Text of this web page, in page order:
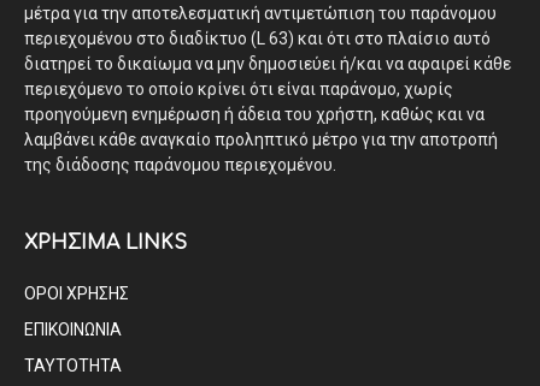
μέτρα για την αποτελεσματική αντιμετώπιση του παράνομου
περιεχομένου στο διαδίκτυο (L 63) και ότι στο πλαίσιο αυτό
διατηρεί το δικαίωμα να μην δημοσιεύει ή/και να αφαιρεί κάθε
περιεχόμενο το οποίο κρίνει ότι είναι παράνομο, χωρίς
προηγούμενη ενημέρωση ή άδεια του χρήστη, καθώς και να
λαμβάνει κάθε αναγκαίο προληπτικό μέτρο για την αποτροπή
της διάδοσης παράνομου περιεχομένου.
ΧΡΗΣΙΜΑ LINKS
ΟΡΟΙ ΧΡΗΣΗΣ
ΕΠΙΚΟΙΝΩΝΙΑ
ΤΑΥΤΟΤΗΤΑ